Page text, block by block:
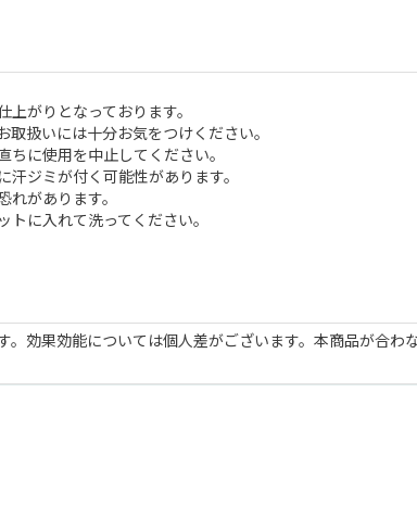
がりとなっております。
扱いには十分お気をつけください。
に使用を中止してください。
ジミが付く可能性があります。
があります。
に入れて洗ってください。
効果効能については個人差がございます。本商品が合わ